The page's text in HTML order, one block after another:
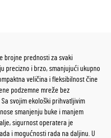
brojne prednosti za svaki
precizno i brzo, smanjujući ukupno
veličina i fleksibilnost čine
podzemne mreže bez
svojim ekološki prihvatljivim
smanjenju buke i manjem
sigurnost operatera je
i mogućnosti rada na daljinu. U